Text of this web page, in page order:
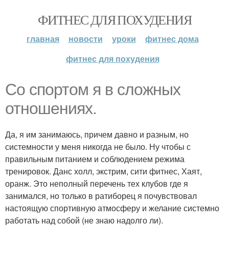
ФИТНЕС ДЛЯ ПОХУДЕНИЯ
главная новости уроки
фитнес дома
фитнес для похудения
Со спортом я в сложных
отношениях.
Да, я им занимаюсь, причем давно и разным, но
системности у меня никогда не было. Ну чтобы с
правильным питанием и соблюдением режима
тренировок. Данс холл, экстрим, сити фитнес, Хаят,
оранж. Это неполный перечень тех клубов где я
занимался, но только в ратиборец я почувствовал
настоящую спортивную атмосферу и желание системно
работать над собой (не знаю надолго ли).